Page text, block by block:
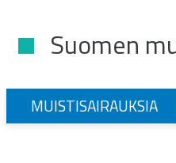
Suomen
MUISTISAIRAUKSIA